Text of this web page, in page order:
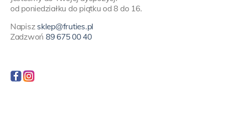
od poniedziałku do piątku od 8 do 16.
Napisz sklep@fruties.pl
Zadzwoń 89 675 00 40